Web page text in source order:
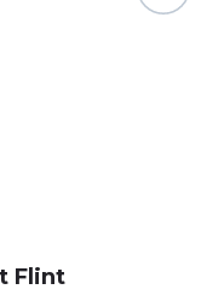
Flint